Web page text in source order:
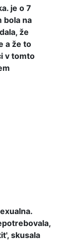
je o 7
bola na
že
a že to
v tomto
skusala